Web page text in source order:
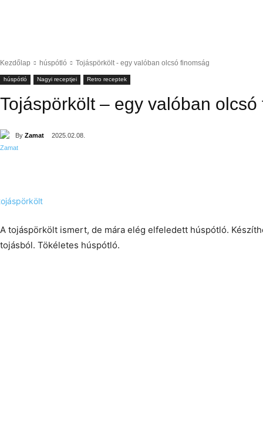
Kezdőlap húspótló Tojáspörkölt - egy valóban olcsó finomság
húspótló Nagyi receptjei Retro receptek
Tojáspörkölt – egy valóban olcsó
By Zamat 2025.02.08.
A tojáspörkölt ismert, de mára elég elfeledett húspótló.
tojásból. Tökéletes húspótló.